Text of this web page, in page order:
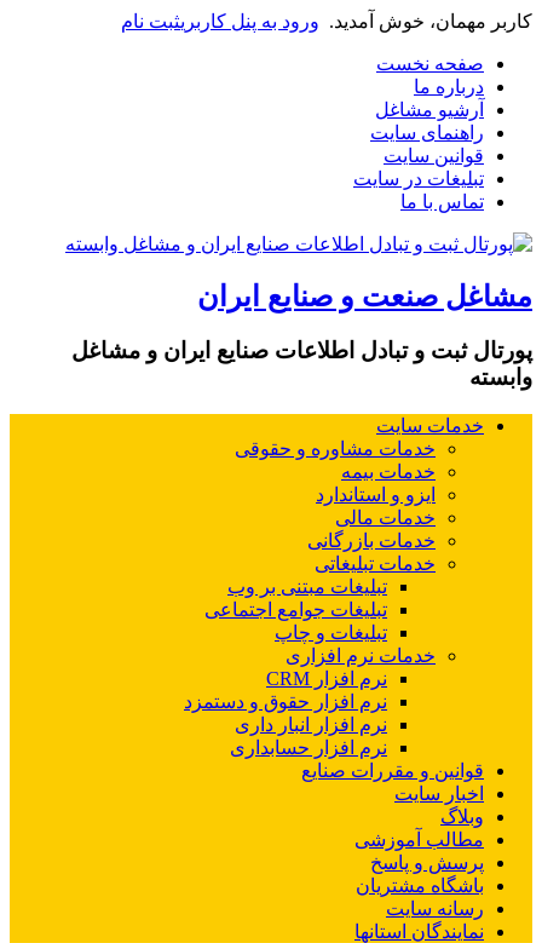
کاربر مهمان، خوش آمدید. ورود به پنل کاربریثبت نام
صفحه نخست
درباره ما
آرشیو مشاغل
راهنمای سایت
قوانین سایت
تبلیغات در سایت
تماس با ما
مشاغل صنعت و صنایع ایران
پورتال ثبت و تبادل اطلاعات صنایع ایران و مشاغل
وابسته
خدمات سایت
خدمات مشاوره و حقوقی
خدمات بیمه
ایزو و استاندارد
خدمات مالی
خدمات بازرگانی
خدمات تبلیغاتی
تبلیغات مبتنی بر وب
تبلیغات جوامع اجتماعی
تبلیغات و چاپ
خدمات نرم افزاری
نرم افزار CRM
نرم افزار حقوق و دستمزد
نرم افزار انبار داری
نرم افزار حسابداری
قوانین و مقررات صنایع
اخبار سایت
وبلاگ
مطالب آموزشی
پرسش و پاسخ
باشگاه مشتریان
رسانه سایت
نمایندگان استانها